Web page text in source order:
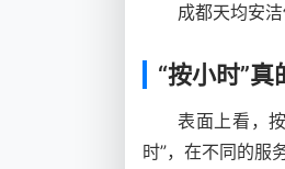
成都天均安
“按小时”真
表面上看，
时”，在不同的服